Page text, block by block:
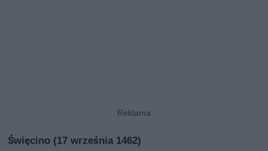
Święcino (17 września 1462)